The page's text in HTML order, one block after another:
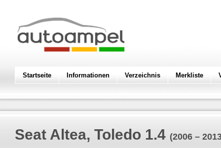
Startseite Informationen Verzeichnis Merkliste
Seat Altea, Toledo 1.4 (2006 –